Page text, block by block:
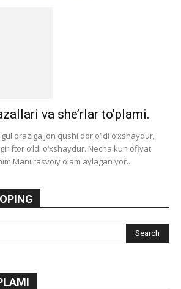
va she’rlar to’plami.
oraziga jon qushi dor o‘ldi o‘xshaydur,
o‘ldi o‘xshaydur. Necha kun ofiyat
Mani rasvoiy olam aylagan yor...